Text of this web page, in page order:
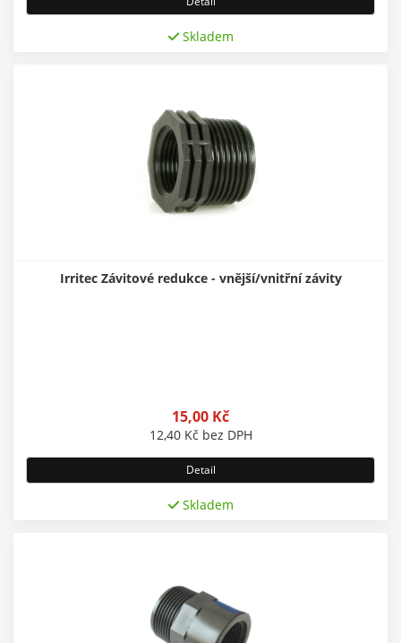
Skladem
Irritec Závitové redukce - vnější/vnitřní závity
15,00 Kč
12,40 Kč bez DPH
Detail
Skladem